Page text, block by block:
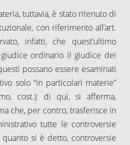
tuttavia, è stato ritenuto di
con riferimento all’art.
infatti, che quest’ultimo
ordinario il giudice dei
possano essere esaminati
solo “in particolari materie”
cost.): di qui, si afferma,
che, per contro, trasferisce in
tutte le controversie
si è detto, controversie